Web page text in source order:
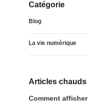
Catégorie
Blog
La vie numérique
Articles chauds
Comment